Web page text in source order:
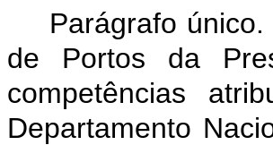
Parágrafo
de Portos da
competências
Departamento